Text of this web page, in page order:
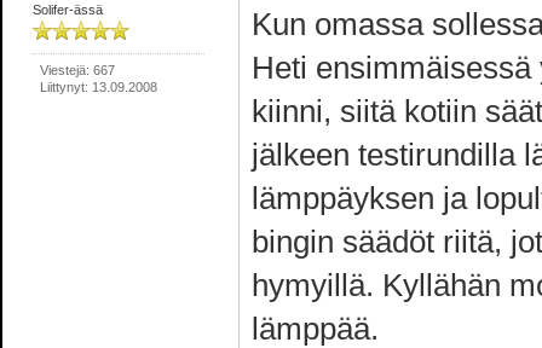
Solifer-ässä
Viestejä: 667
Liittynyt: 13.09.2008
Kun omassa
Heti
kiinni, siitä kotiin
jälkeen testirundilla
lämppäyksen ja
bingin säädöt riitä,
hymyillä. Kyllähän
lämppää.